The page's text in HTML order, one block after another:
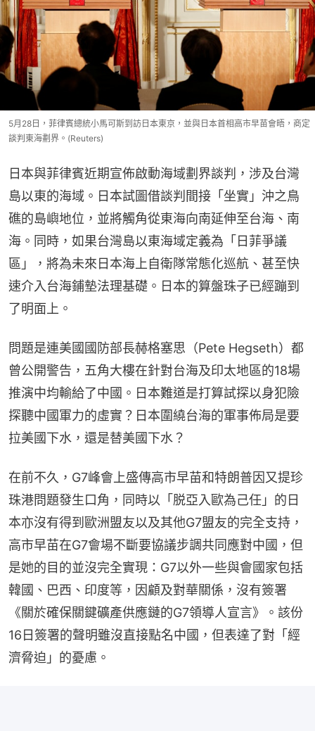
5月28日，菲律賓總統小馬可斯到訪日本東京，並與日本首相高市早苗會晤，商定
談判東海劃界。(Reuters)
日本與菲律賓近期宣佈啟動海域劃界談判，涉及台灣
島以東的海域。日本試圖借談判間接「坐實」沖之鳥
礁的島嶼地位，並將觸角從東海向南延伸至台海、南
海。同時，如果台灣島以東海域定義為「日菲爭議
區」，將為未來日本海上自衛隊常態化巡航、甚至快
速介入台海鋪墊法理基礎。日本的算盤珠子已經蹦到
了明面上。
問題是連美國國防部長赫格塞思（Pete Hegseth）都
曾公開警告，五角大樓在針對台海及印太地區的18場
推演中均輸給了中國。日本難道是打算試探以身犯險
探聽中國軍力的虛實？日本圍繞台海的軍事佈局是要
拉美國下水，還是替美國下水？
在前不久，G7峰會上盛傳高市早苗和特朗普因又提珍
珠港問題發生口角，同時以「脱亞入歐為己任」的日
本亦沒有得到歐洲盟友以及其他G7盟友的完全支持，
高市早苗在G7會場不斷要協議步調共同應對中國，但
是她的目的並沒完全實現：G7以外一些與會國家包括
韓國、巴西、印度等，因顧及對華關係，沒有簽署
《關於確保關鍵礦產供應鏈的G7領導人宣言》。該份
16日簽署的聲明雖沒直接點名中國，但表達了對「經
濟脅迫」的憂慮。